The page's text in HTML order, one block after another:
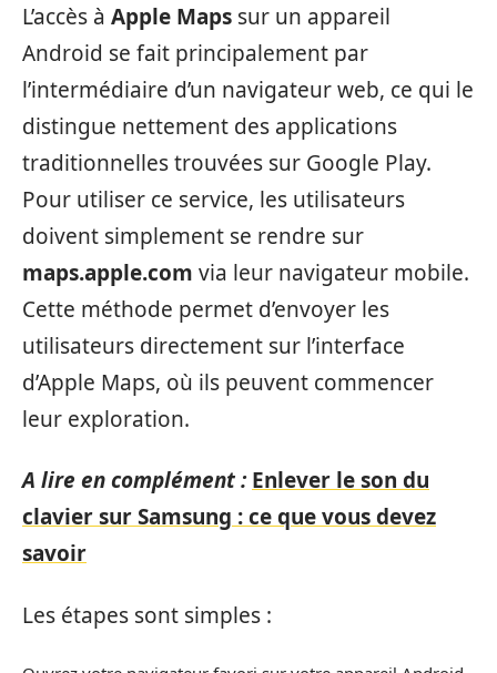
L’accès à Apple Maps sur un appareil
Android se fait principalement par
l’intermédiaire d’un navigateur web, ce qui le
distingue nettement des applications
traditionnelles trouvées sur Google Play.
Pour utiliser ce service, les utilisateurs
doivent simplement se rendre sur
maps.apple.com via leur navigateur mobile.
Cette méthode permet d’envoyer les
utilisateurs directement sur l’interface
d’Apple Maps, où ils peuvent commencer
leur exploration.
A lire en complément : Enlever le son du
clavier sur Samsung : ce que vous devez
savoir
Les étapes sont simples :